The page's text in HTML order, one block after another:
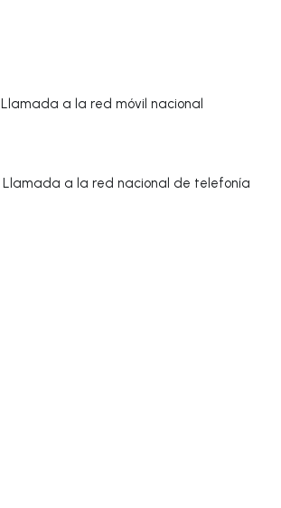
Llamada a la red móvil nacional
Llamada a la red nacional de telefonía